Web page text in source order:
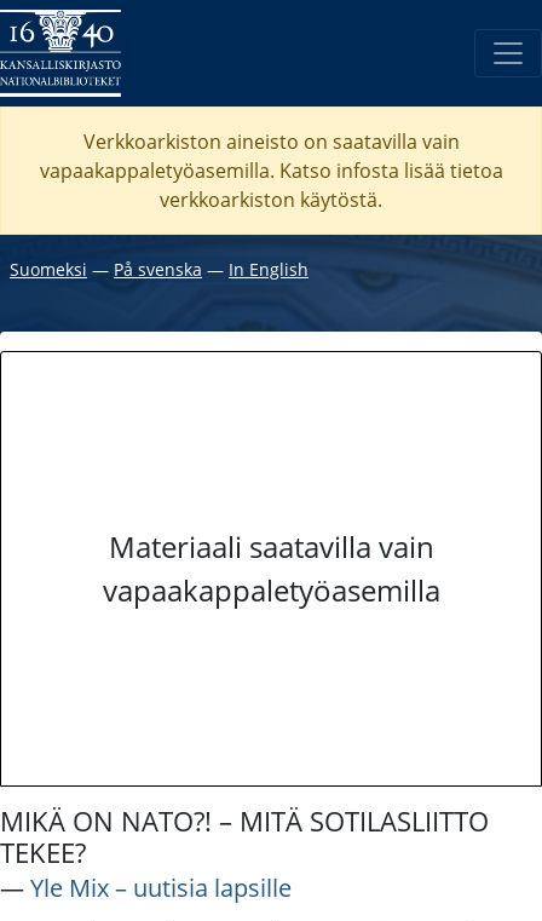
Verkkoarkiston aineisto on saatavilla vain
vapaakappaletyöasemilla. Katso infosta lisää tietoa
verkkoarkiston käytöstä.
Suomeksi ― På svenska ― In English
Materiaali saatavilla vain
vapaakappaletyöasemilla
MIKÄ ON NATO?! – MITÄ SOTILASLIITTO
TEKEE?
―Yle Mix – uutisia lapsille